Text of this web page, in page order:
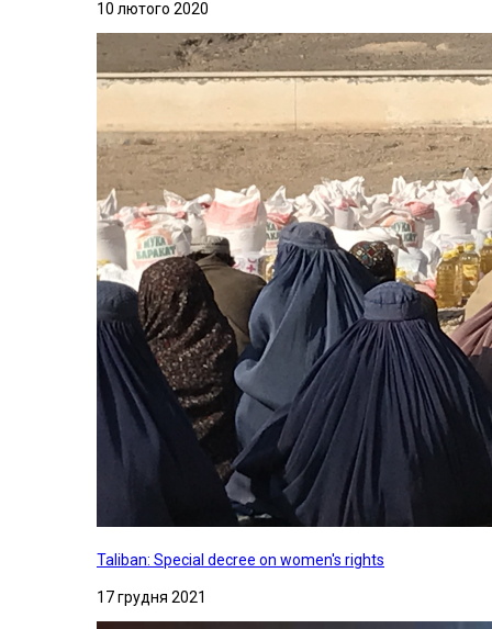
10 лютого 2020
Taliban: Special decree on women's rights
17 грудня 2021